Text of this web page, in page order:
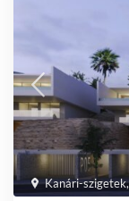
Kanári-szigetek